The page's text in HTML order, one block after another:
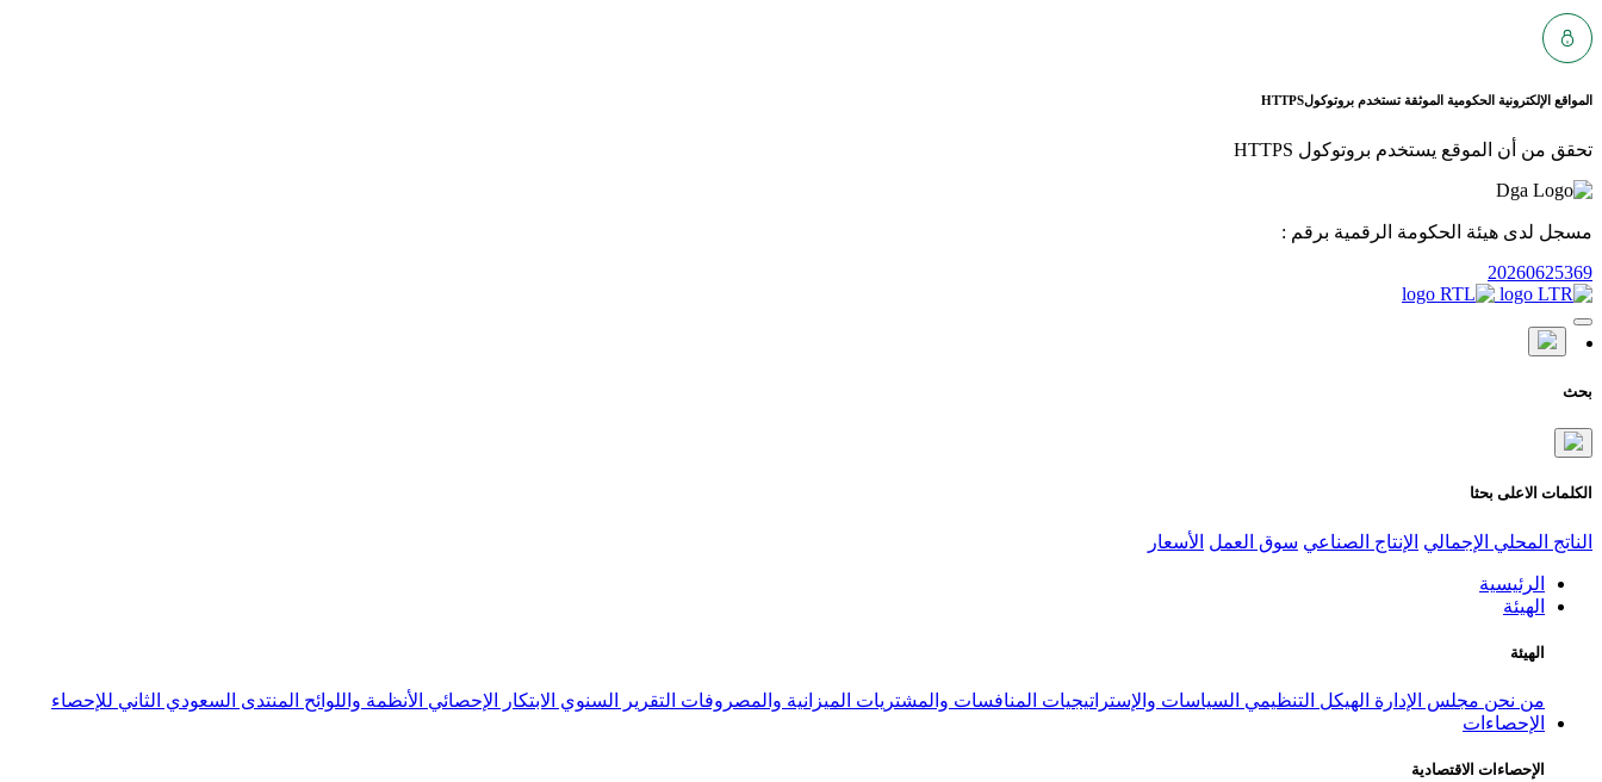
المواقع الإلكترونية الحكومية الموثقة تستخدم بروتوكولHTTPS
تحقق من أن الموقع يستخدم بروتوكول HTTPS
مسجل لدى هيئة الحكومة الرقمية برقم :
20260625369
بحث
الكلمات الاعلى بحثا
الناتج المحلي الإجمالي الإنتاج الصناعي سوق العمل الأسعار
الرئيسية
الهيئة
الهيئة
من نحن مجلس الإدارة الهيكل التنظيمي السياسات والإستراتيجيات المنافسات والمشتريات الميزانية والمصروفات التقرير السنوي الابتكار الإحصائي الأنظمة واللوائح المنتدى السعودي الثاني للإحصاء
الإحصاءات
الإحصاءات الاقتصادية